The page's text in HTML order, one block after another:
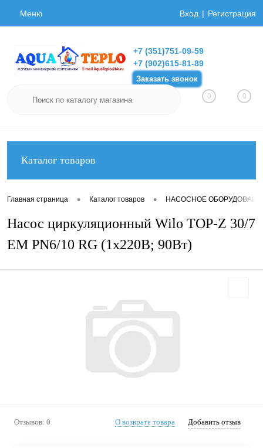
Меню Вход Регистрация
+7 (351)751-09-59
+7 (902)615-81-89
Заказать звонок
0 0
Каталог товаров
Главная страница • Каталог товаров • НАСОСНОЕ
Насос циркуляционный Wilo TOP-Z 30/7
EM PN6/10 RG (1х220В; 90Вт)
Отзывов: 0 О возврате товара Добавить отзыв